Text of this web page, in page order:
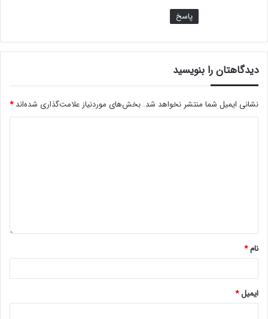
پاسخ
دیدگاهتان را بنویسید
نشانی ایمیل شما منتشر نخواهد شد. بخش‌های موردنیاز علامت‌گذاری شده‌اند*
نام*
ایمیل*